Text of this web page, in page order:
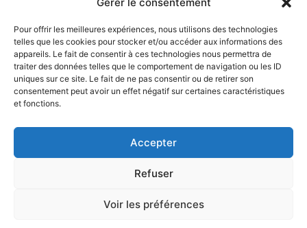
Pour offrir les meilleures expériences, nous utilisons des technologies
telles que les cookies pour stocker et/ou accéder aux informations des
appareils. Le fait de consentir à ces technologies nous permettra de
traiter des données telles que le comportement de navigation ou les ID
uniques sur ce site. Le fait de ne pas consentir ou de retirer son
consentement peut avoir un effet négatif sur certaines caractéristiques
et fonctions.
Accepter
Refuser
Voir les préférences
À PROPOS
SUIVEZ NOUS